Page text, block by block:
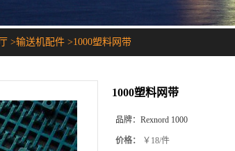
>输送机配件 >1000塑料网带
1000塑料网带
品牌： Rexnord 1000
价格： ￥18/件